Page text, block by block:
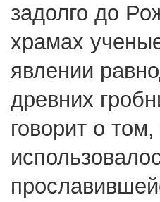
задолго до
храмах
явлении
древних
говорит о